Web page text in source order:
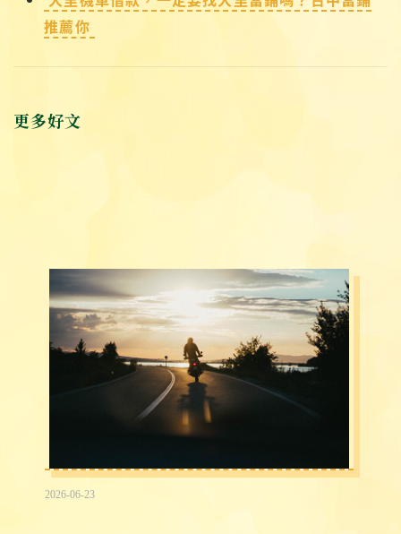
推薦你
更多好文
2026-06-23